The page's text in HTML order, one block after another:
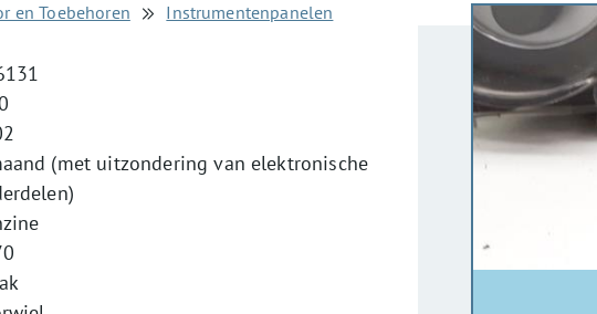
en Toebehoren Instrumentenpanelen
(met uitzondering van elektronische